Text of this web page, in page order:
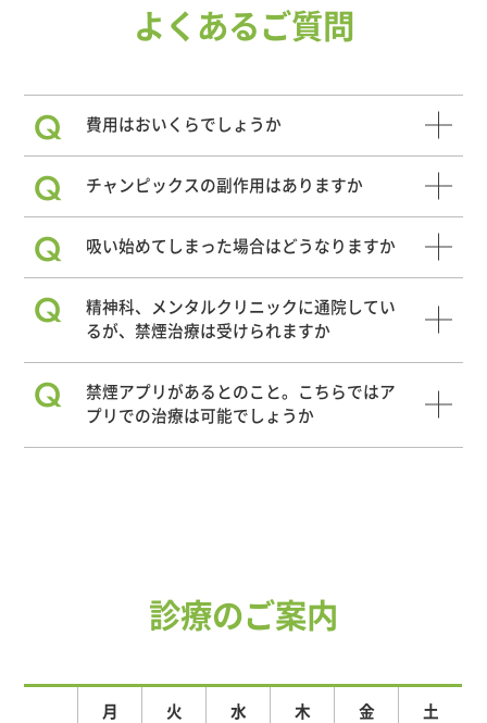
よくあるご質問
Q 費用はおいくらでしょうか
Q チャンピックスの副作用はありますか
Q 吸い始めてしまった場合はどうなりますか
Q
精神科、メンタルクリニックに通院してい
るが、禁煙治療は受けられますか
Q
禁煙アプリがあるとのこと。こちらではア
プリでの治療は可能でしょうか
診療のご案内
月 火 水 木 金 土